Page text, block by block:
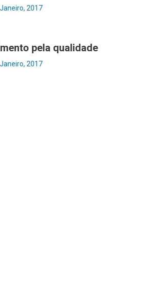
2017
pela qualidade
2017